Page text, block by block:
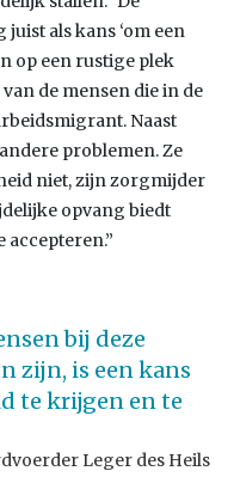
als kans ‘om een
op een rustige plek
de mensen die in de
Naast
problemen. Ze
niet, zijn zorgmijder
opvang biedt
accepteren.”
bij deze
zijn, is een kans
te krijgen en te
Leger des Heils